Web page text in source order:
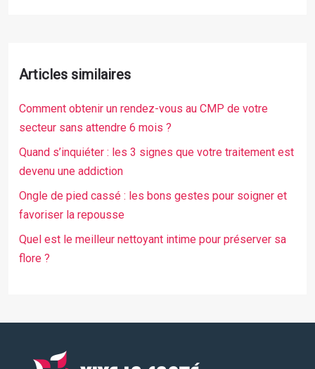
Articles similaires
Comment obtenir un rendez-vous au CMP de votre
secteur sans attendre 6 mois ?
Quand s’inquiéter : les 3 signes que votre traitement est
devenu une addiction
Ongle de pied cassé : les bons gestes pour soigner et
favoriser la repousse
Quel est le meilleur nettoyant intime pour préserver sa
flore ?